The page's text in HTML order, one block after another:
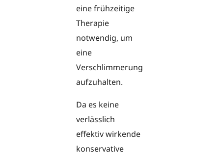
eine frühzeitige
Therapie
notwendig, um
eine
Verschlimmerung
aufzuhalten.
Da es keine
verlässlich
effektiv wirkende
konservative